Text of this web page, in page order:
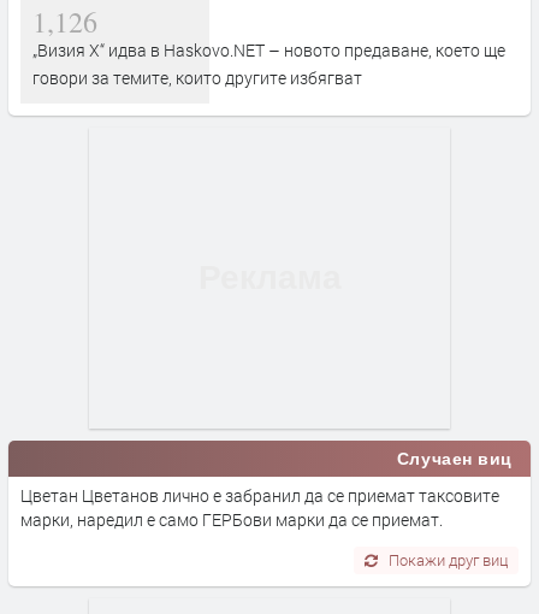
1,126
„Визия Х“ идва в Haskovo.NET – новото предаване, което ще
говори за темите, които другите избягват
Случаен виц
Цветан Цветанов лично е забранил да се приемат таксовите
марки, наредил е само ГЕРБови марки да се приемат.
Покажи друг виц